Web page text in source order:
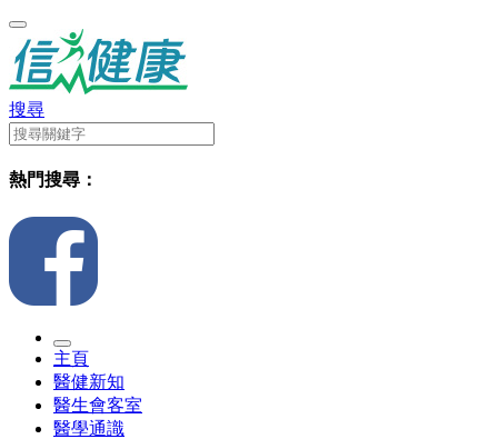
搜尋
熱門搜尋：
主頁
醫健新知
醫生會客室
醫學通識